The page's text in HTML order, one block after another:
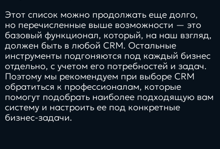
Этот список можно продолжать еще долго,
но перечисленные выше возможности — это
базовый функционал, который, на наш взгляд,
должен быть в любой CRM. Остальные
инструменты подгоняются под каждый бизнес
отдельно, с учетом его потребностей и задач.
Поэтому мы рекомендуем при выборе CRM
обратиться к профессионалам, которые
помогут подобрать наиболее подходящую вам
систему и настроить ее под конкретные
бизнес-задачи.